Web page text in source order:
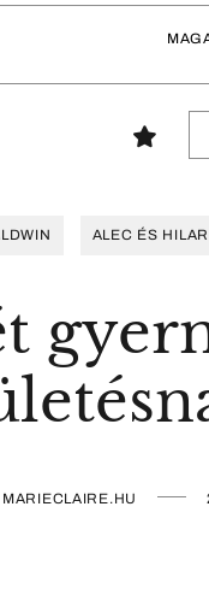
ALEC ÉS
MARIECLAIRE.HU